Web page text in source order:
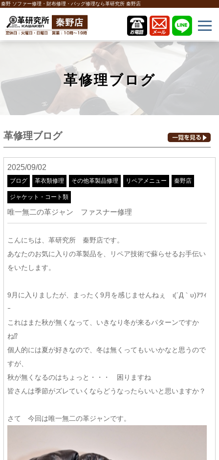
秦野 ソファー修理・財布修理・バッグ修理なら革研究所 秦野店
革修理ブログ
革修理ブログ
2025/09/02
ブログ 革衣類修理 その他革製品修理 リペアメニュー 秦野店
ジャケット・コート類
唯一無二の革ジャン ファスナー修理
こんにちは、革研究所 秦野店です。
あなたのお気に入りの革製品を、リペア技術で蘇らせるお手伝い
をいたします。
9月に入りましたが、まったく9月を感じませんねぇ ι(´Д｀υ)ｱﾂｨ
ｰ
これはまた秋が無くなって、いきなり冬が来るパターンですか
ね⁉
個人的には夏が好きなので、冬は無くってもいいかなと思うので
すが、
秋が無くなるのはちょっと・・・ 困りますね
皆さんは季節がズレていくならどうなったらいいと思いますか？
さて 今回は唯一無二の革ジャンです。